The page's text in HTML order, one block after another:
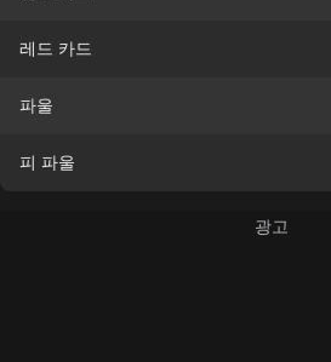
레드 카드
파울
피 파울